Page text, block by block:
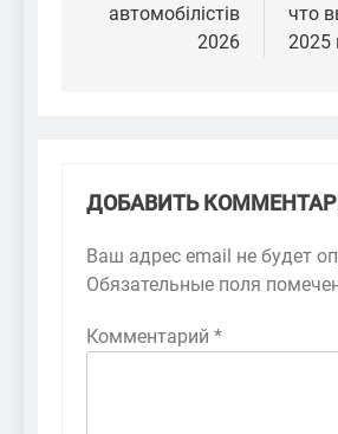
автомобілістів
2026
что
2025
ДОБАВИТЬ
Ваш адрес email не будет
Обязательные поля
Комментарий *